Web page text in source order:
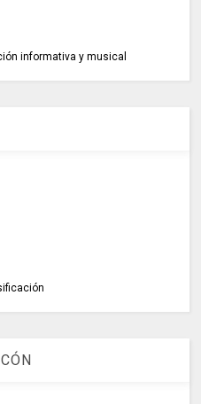
informativa y musical